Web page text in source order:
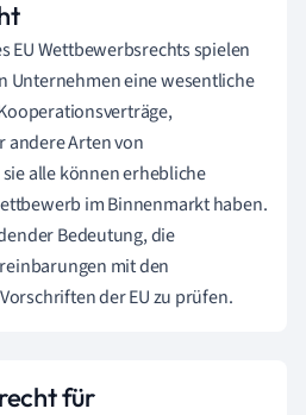
EU Wettbewerbsrechts spielen
Unternehmen eine wesentliche
andere Arten von
alle können erhebliche
im Binnenmarkt haben.
Bedeutung, die
mit den
der EU zu prüfen.
für